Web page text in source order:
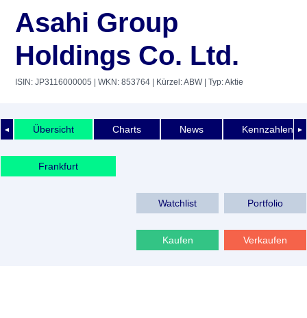
Asahi Group
Holdings Co. Ltd.
ISIN: JP3116000005 | WKN: 853764 | Kürzel: ABW| Typ: Aktie
◄ ►
Übersicht Charts News Kennzahlen
Frankfurt
Watchlist Portfolio
Kaufen Verkaufen